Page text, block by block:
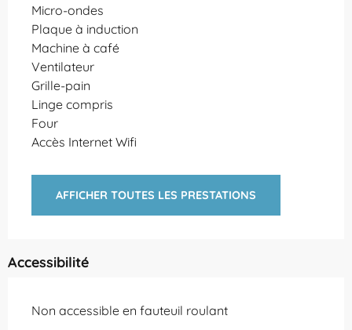
Micro-ondes
Plaque à induction
Machine à café
Ventilateur
Grille-pain
Linge compris
Four
Accès Internet Wifi
AFFICHER TOUTES LES PRESTATIONS
Accessibilité
Non accessible en fauteuil roulant